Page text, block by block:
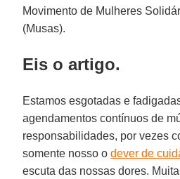
Movimento de Mulheres
(Musas).
Eis o artigo.
Estamos esgotadas e
agendamentos contínuos de
responsabilidades, por vezes
somente nosso odever de
escuta das nossas dores.